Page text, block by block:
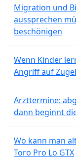
Migration und
aussprechen
beschönigen
Wenn Kinder
Angriff auf
Arzttermine:
dann beginnt
Wo kann man
Toro Pro Lo GTX